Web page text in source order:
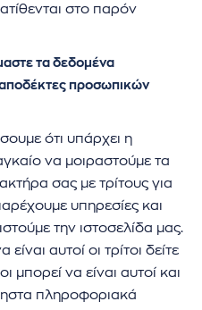
στο παρόν
τα δεδομένα
προσωπικών
ότι υπάρχει η
να μοιραστούμε τα
σας με τρίτους για
υπηρεσίες και
την ιστοσελίδα μας.
αυτοί οι τρίτοι δείτε
μπορεί να είναι αυτοί και
πληροφοριακά